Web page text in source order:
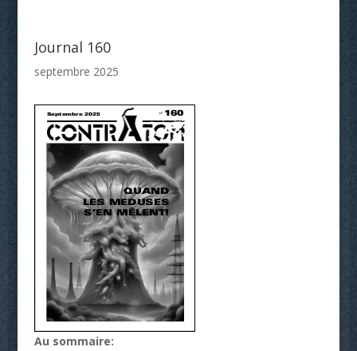
Journal 160
septembre 2025
Au sommaire: